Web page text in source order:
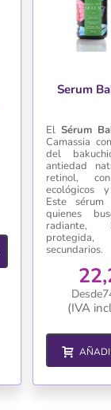
Serum
El Sérum
Camassia
del
antiedad
retinol,
ecológicos
Este
quienes
radiante,
secundarios.
(IVA